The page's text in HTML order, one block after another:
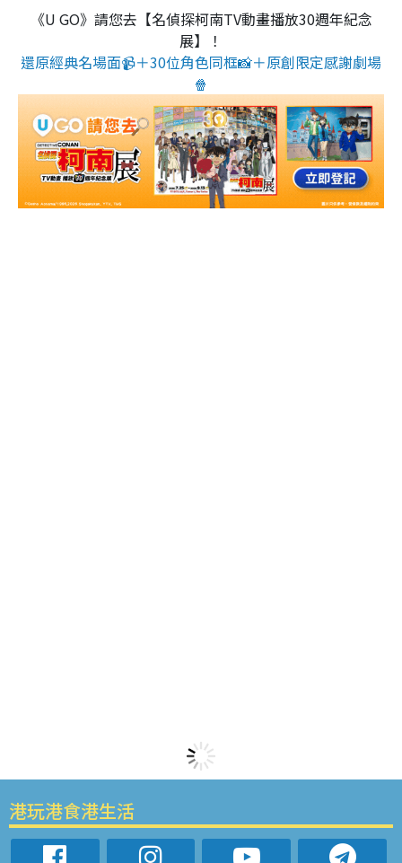
《U GO》請您去【名偵探柯南TV動畫播放30週年紀念
展】！
還原經典名場面📹＋30位角色同框📸＋原創限定感謝劇場
🍿
港玩港食港生活